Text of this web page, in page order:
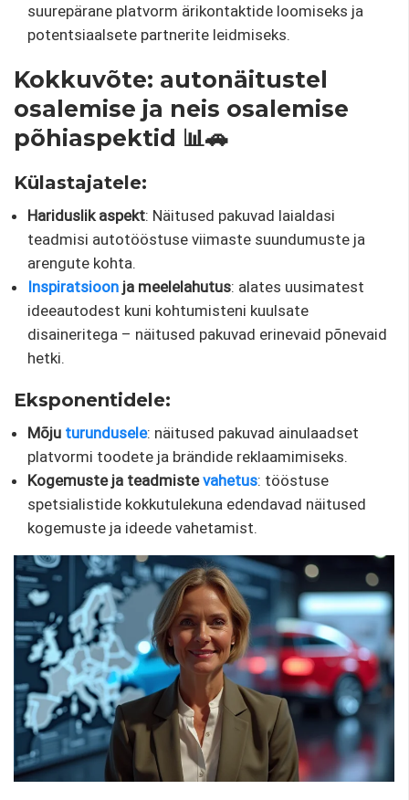
suurepärane platvorm ärikontaktide loomiseks ja
potentsiaalsete partnerite leidmiseks.
Kokkuvõte: autonäitustel
osalemise ja neis osalemise
põhiaspektid 📊🚗
Külastajatele:
Hariduslik aspekt: ​​Näitused pakuvad laialdasi
teadmisi autotööstuse viimaste suundumuste ja
arengute kohta.
Inspiratsioon ja meelelahutus: alates uusimatest
ideeautodest kuni kohtumisteni kuulsate
disaineritega – näitused pakuvad erinevaid põnevaid
hetki.
Eksponentidele:
Mõju turundusele: näitused pakuvad ainulaadset
platvormi toodete ja brändide reklaamimiseks.
Kogemuste ja teadmistevahetus: tööstuse
spetsialistide kokkutulekuna edendavad näitused
kogemuste ja ideede vahetamist.